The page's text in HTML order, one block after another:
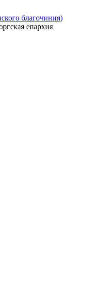
благочиния)
епархия